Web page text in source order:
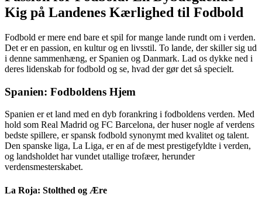
Kig på Landenes Kærlighed til Fodbold
Fodbold er mere end bare et spil for mange lande rundt om i verden.
Det er en passion, en kultur og en livsstil. To lande, der skiller sig ud
i denne sammenhæng, er Spanien og Danmark. Lad os dykke ned i
deres lidenskab for fodbold og se, hvad der gør det så specielt.
Spanien: Fodboldens Hjem
Spanien er et land med en dyb forankring i fodboldens verden. Med
hold som Real Madrid og FC Barcelona, der huser nogle af verdens
bedste spillere, er spansk fodbold synonymt med kvalitet og talent.
Den spanske liga, La Liga, er en af de mest prestigefyldte i verden,
og landsholdet har vundet utallige trofæer, herunder
verdensmesterskabet.
La Roja: Stolthed og Ære